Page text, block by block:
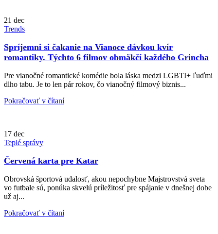
21 dec
Trends
Spríjemni si čakanie na Vianoce dávkou kvír
romantiky. Týchto 6 filmov obmäkčí každého Grincha
Pre vianočné romantické komédie bola láska medzi LGBTI+ ľuďmi
dlho tabu. Je to len pár rokov, čo vianočný filmový biznis...
Pokračovať v čítaní
17 dec
Teplé správy
Červená karta pre Katar
Obrovská športová udalosť, akou nepochybne Majstrovstvá sveta
vo futbale sú, ponúka skvelú príležitosť pre spájanie v dnešnej dobe
už aj...
Pokračovať v čítaní